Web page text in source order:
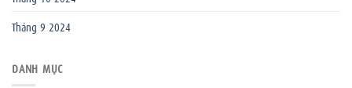
Tháng 9 2024
DANH MỤC